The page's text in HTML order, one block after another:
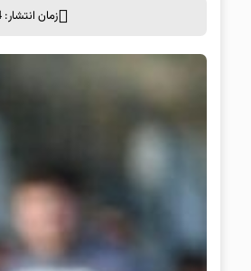
زمان انتشار: 24 آوریل 2025 ساعت 11:48